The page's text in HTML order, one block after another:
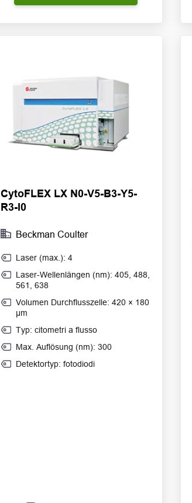
CytoFLEX LX N0-V5-B3-Y5-
R3-I0
Beckman Coulter
Laser (max.): 4
Laser-Wellenlängen (nm): 405, 488,
561, 638
Volumen Durchflusszelle: 420 × 180
μm
Typ: citometri a flusso
Max. Auflösung (nm): 300
Detektortyp: fotodiodi